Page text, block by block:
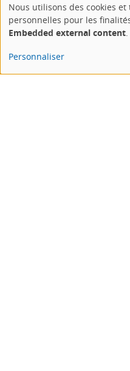
Use
of
personal
data
cookies
Nous utilisons des cookies
personnelles pour les
Embedded external content.
Personnaliser